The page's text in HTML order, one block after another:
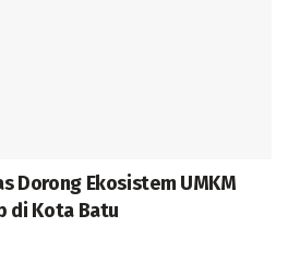
Dorong Ekosistem UMKM
di Kota Batu